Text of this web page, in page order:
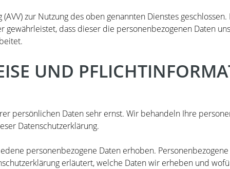
zur Nutzung des oben genannten Dienstes
gewährleistet, dass dieser die personenbezogenen Daten
UND
persönlichen Daten sehr ernst. Wir behandeln Ihre
Datenschutzerklärung.
personenbezogene Daten erhoben.
erläutert, welche Daten wir erheben und